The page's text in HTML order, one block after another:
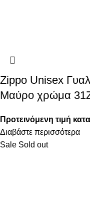
Zippo Unisex
Μαύρο χρώμα
Προτεινόμενη τιμή
Διαβάστε περισσότερα
Sale Sold out